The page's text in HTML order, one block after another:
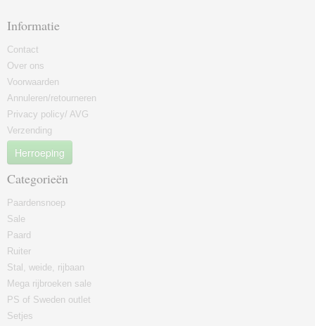
Informatie
Contact
Over ons
Voorwaarden
Annuleren/retourneren
Privacy policy/ AVG
Verzending
Herroeping
Categorieën
Paardensnoep
Sale
Paard
Ruiter
Stal, weide, rijbaan
Mega rijbroeken sale
PS of Sweden outlet
Setjes